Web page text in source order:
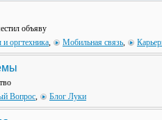
объяву
оргтехника, Мобильная связь,
Вопрос, Блог Луки